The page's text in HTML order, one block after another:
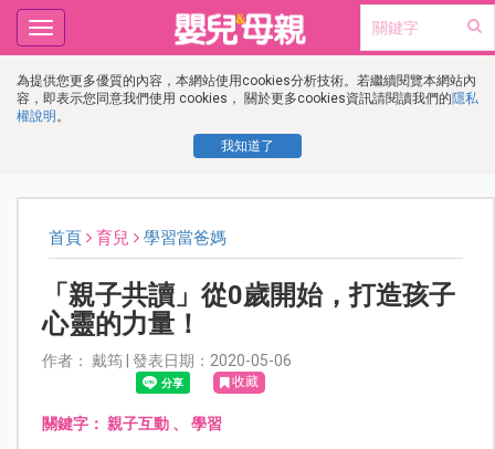
為提供您更多優質的內容，本網站使用cookies分析技術。若繼續閱覽本網站內
容，即表示您同意我們使用 cookies， 關於更多cookies資訊請閱讀我們的隱私
權說明 。
我知道了
Toggle
navigation
首頁 育兒 學習當爸媽
「親子共讀」從0歲開始，打造孩子
心靈的力量！
作者： 戴筠 | 發表日期：2020-05-06
收藏
關鍵字： 親子互動、 學習